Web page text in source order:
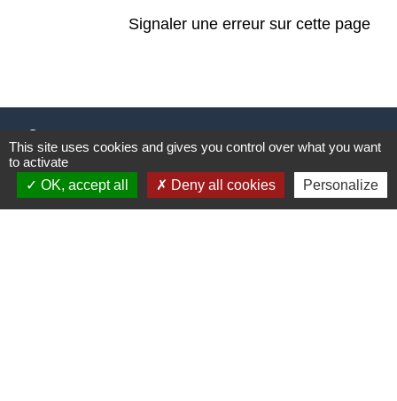
Signaler une erreur sur cette page
Contact
Commune de Frambouhans
6 Grande Rue
25140 Frambouhans - FRANCE
This site uses cookies and gives you control over what you want
to activate
OK, accept all
Deny all cookies Personalize